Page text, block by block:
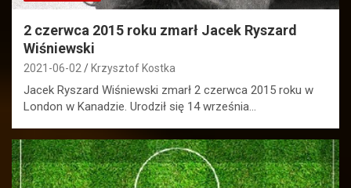
2 czerwca 2015 roku zmarł Jacek Ryszard
Wiśniewski
2021-06-02 Krzysztof Kostka
Jacek Ryszard Wiśniewski zmarł 2 czerwca 2015 roku w
London w Kanadzie. Urodził się 14 września…